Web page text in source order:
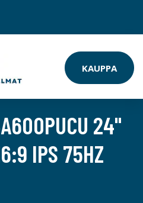
KAUPPA
24"
IPS 75HZ